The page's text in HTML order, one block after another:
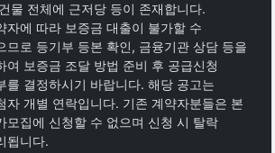
물 전체에 근저당 등이 존재합니다.
자에 따라 보증금 대출이 불가할 수
므로 등기부 등본 확인, 금융기관 상담 등을
여 보증금 조달 방법 준비 후 공급신청
를 결정하시기 바랍니다. 해당 공고는
자 개별 연락입니다. 기존 계약자분들은 본
모집에 신청할 수 없으며 신청 시 탈락
됩니다.